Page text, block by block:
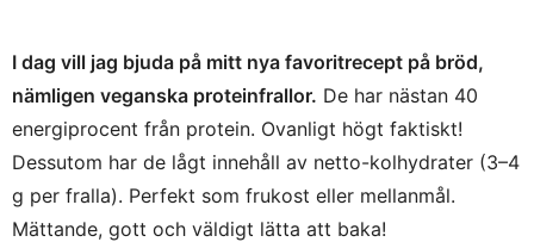
I dag vill jag bjuda på mitt nya favoritrecept på bröd,
nämligen veganska proteinfrallor. De har nästan 40
energiprocent från protein. Ovanligt högt faktiskt!
Dessutom har de lågt innehåll av netto-kolhydrater (3–4
g per fralla). Perfekt som frukost eller mellanmål.
Mättande, gott och väldigt lätta att baka!